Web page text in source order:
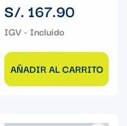
Precio
regular
S/. 167.90
AÑADIR AL CARRITO